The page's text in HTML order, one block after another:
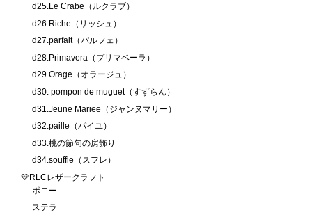
d25.Le Crabe（ルクラブ）
d26.Riche（リッシュ）
d27.parfait（パルフェ）
d28.Primavera（プリマベーラ）
d29.Orage（オラージュ）
d30. pompon de muguet（すずらん）
d31.Jeune Mariee（ジャンヌマリー）
d32.paille（パイユ）
d33.桃の節句の房飾り
d34.souffle（スフレ）
💛RLCレザークラフト
ポニー
ステラ